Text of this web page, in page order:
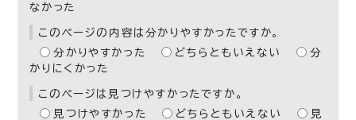
なかった
このページの内容は分かりやすかったですか。
分かりやすかった
どちらともいえない
分
かりにくかった
このページは見つけやすかったですか。
見つけやすかった
どちらともいえない
見